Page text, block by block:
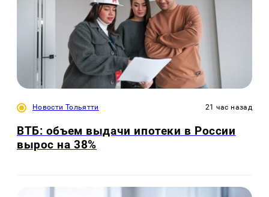
Новости Тольятти 21 час назад
ВТБ: объем выдачи ипотеки в России
вырос на 38%